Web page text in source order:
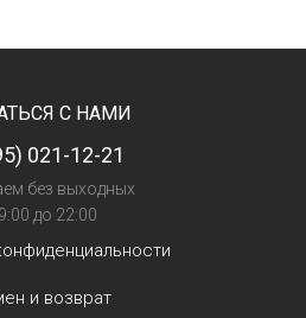
С НАМИ
021-12-21
без выходных
до 22:00
и возврат